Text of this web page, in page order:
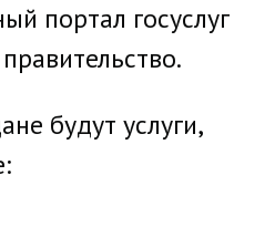
портал госуслуг
будут услуги,